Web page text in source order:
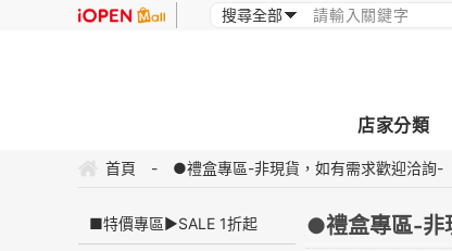
店家分類
首頁 - ●禮盒專區-非現貨，如有需求歡迎洽詢-
■特價專區▶️SALE 1折起 ●禮盒專區-非